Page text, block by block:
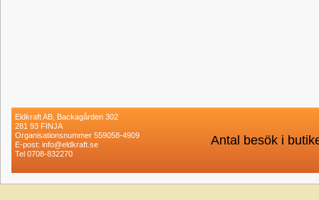
Eldkraft AB, Backagården 302
281 93 FINJA
Organisationsnummer 559058-4909
E-post: info@eldkraft.se
Tel 0708-832270
Antal besök i